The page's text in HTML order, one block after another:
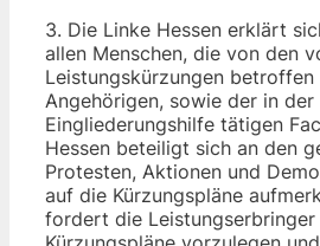
3. Die Linke Hessen erklärt
allen Menschen, die von den
Leistungskürzungen betroffen
Angehörigen, sowie der in der
Eingliederungshilfe tätigen
Hessen beteiligt sich an den
Protesten, Aktionen und
auf die Kürzungspläne
fordert die Leistungserbringer